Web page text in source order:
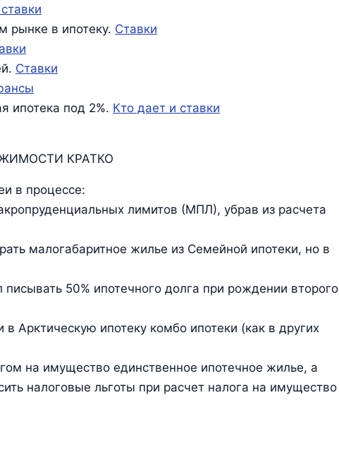
рынке в ипотеку. Ставки
Ставки
ипотека под 2%. Кто дает и ставки
КРАТКО
в процессе:
лимитов (МПЛ), убрав из расчета
малогабаритное жилье из Семейной ипотеки, но в
50% ипотечного долга при рождении второго
Арктическую ипотеку комбо ипотеки (как в других
на имущество единственное ипотечное жилье, а
налоговые льготы при расчет налога на имущество